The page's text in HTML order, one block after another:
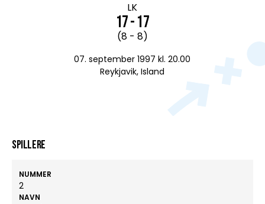
LK
17 - 17
(8 - 8)
07. september 1997 kl. 20.00
Reykjavik, Island
Spillere
NUMMER
2
NAVN